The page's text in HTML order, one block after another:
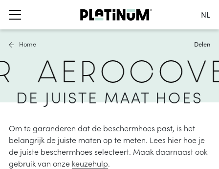
NL
English
Français
Deutsch
Polen
en balkonklemmen
en winddoorlatend
Home Delen
DE JUISTE MAAT HOES
Om te garanderen dat de beschermhoes past, is het
belangrijk de juiste maten op te meten. Lees hier hoe je
de juiste beschermhoes selecteert. Maak daarnaast ook
gebruik van onze keuzehulp.